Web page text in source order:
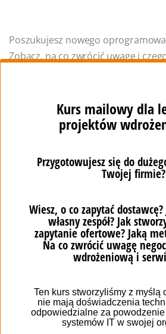
Poszukujesz nowego
Zobacz, na co zwrócić uwagę i